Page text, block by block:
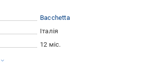
Bacchetta
Італія
12 міс.